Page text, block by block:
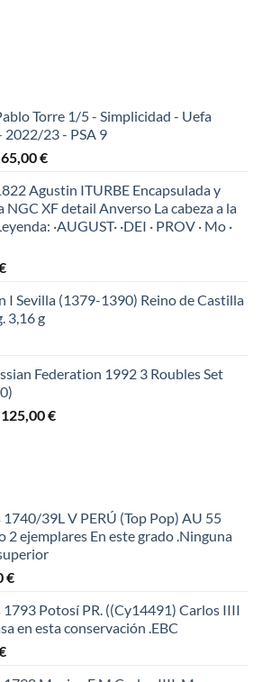
Torre 1/5 - Simplicidad - Uefa
2022/23 - PSA 9
El
original
era:
150,00 €.
65,00€El
actual
es:
65,00 €.
Agustin ITURBE Encapsulada y
NGC XF detail Anverso La cabeza a la
·AUGUST· ·DEI · PROV · Mo ·
I Sevilla (1379-1390) Reino de Castilla
3,16 g
Federation 1992 3 Roubles Set
El
125,00€El
1740/39L V PERÚ (Top Pop) AU 55
2 ejemplares En este grado .Ninguna
€
1793 Potosí PR. ((Cy14491) Carlos IIII
en esta conservación .EBC